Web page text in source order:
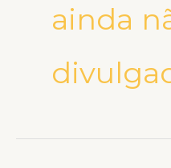
ainda